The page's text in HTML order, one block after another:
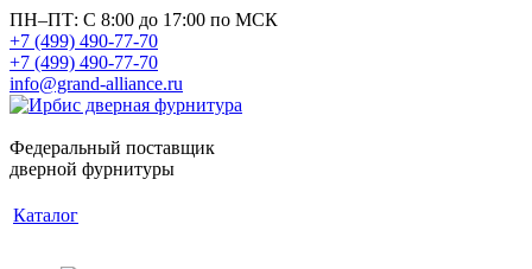
ПН–ПТ: С 8:00 до 17:00 по МСК
+7 (499) 490-77-70
+7 (499) 490-77-70
info@grand-alliance.ru
Федеральный поставщик
дверной фурнитуры
Каталог